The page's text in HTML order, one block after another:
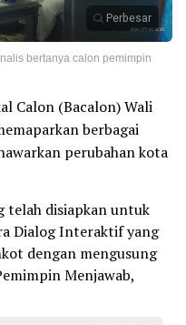
Perbesar
bertanya calon pemimpin
Calon (Bacalon) Wali
berbagai
perubahan kota
telah disiapkan untuk
Dialog Interaktif yang
dengan mengusung
Menjawab,